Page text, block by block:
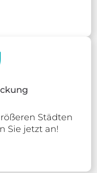
Städten
Sie jetzt an!